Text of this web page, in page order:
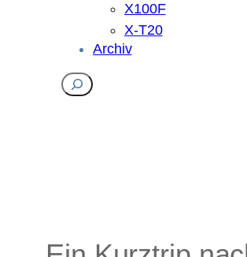
X100F
X-T20
Archiv
Suchen